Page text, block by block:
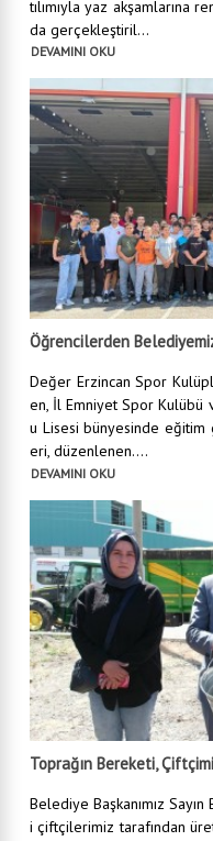
tılımıyla yaz akşamlarına
da gerçekleştiril...
DEVAMINI OKU
Öğrencilerden
Değer Erzincan Spor
en, İl Emniyet Spor Kulübü
u Lisesi bünyesinde
eri, düzenlenen....
DEVAMINI OKU
Toprağın Bereketi,
Belediye Başkanımız
i çiftçilerimiz tarafından